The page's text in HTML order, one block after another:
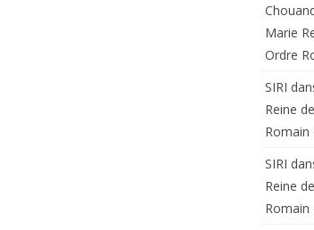
Marie
Ordre
SIRI
Reine
Romain
SIRI
Reine
Romain